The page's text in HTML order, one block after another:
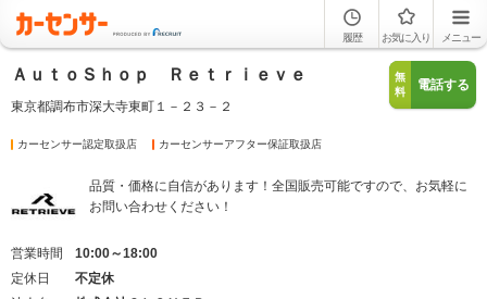
履歴 お気に入り メニュー
ＡｕｔｏＳｈｏｐ Ｒｅｔｒｉｅｖｅ
東京都調布市深大寺東町１－２３－２
無
料
電話する
カーセンサー認定取扱店 カーセンサーアフター保証取扱店
品質・価格に自信があります！全国販売可能ですので、お気軽に
お問い合わせください！
営業時間
10:00～18:00
定休日
不定休